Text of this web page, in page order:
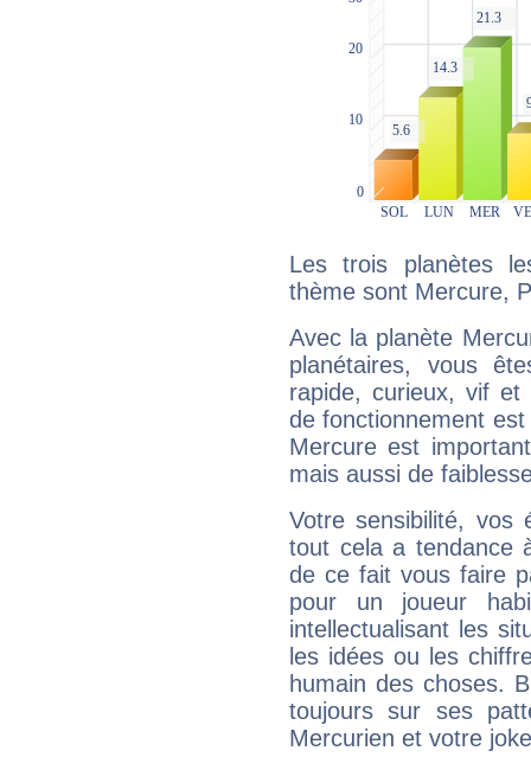
Les trois planètes
thème sont Mercure,
Avec la planète
planétaires, vous
rapide, curieux, vif et
de fonctionnement
Mercure est
mais aussi de
Votre sensibilité,
tout cela a tendance
de ce fait vous faire
pour un joueur
intellectualisant les
les idées ou les
humain des choses.
toujours sur ses
Mercurien et votre